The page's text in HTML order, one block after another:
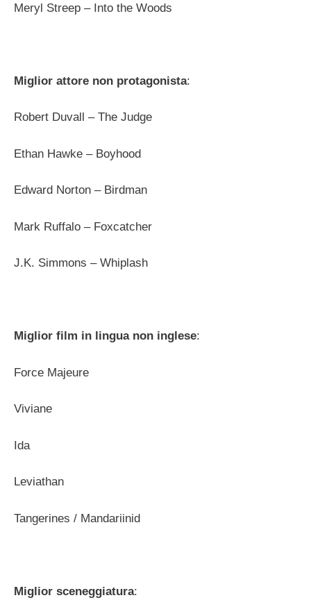
Meryl Streep – Into the Woods
Miglior attore non protagonista:
Robert Duvall – The Judge
Ethan Hawke – Boyhood
Edward Norton – Birdman
Mark Ruffalo – Foxcatcher
J.K. Simmons – Whiplash
Miglior film in lingua non inglese:
Force Majeure
Viviane
Ida
Leviathan
Tangerines / Mandariinid
Miglior sceneggiatura: